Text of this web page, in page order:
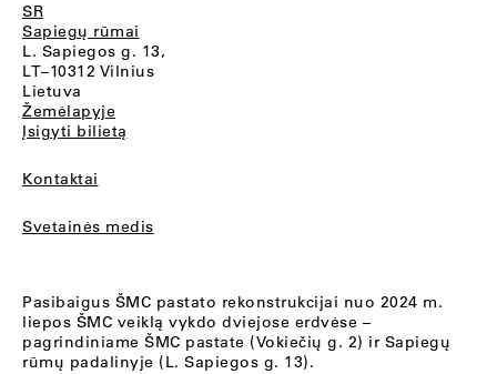
SR
Sapiegų rūmai
L. Sapiegos g. 13,
LT–10312 Vilnius
Lietuva
Žemėlapyje
Įsigyti bilietą
Kontaktai
Svetainės medis
Pasibaigus ŠMC pastato rekonstrukcijai nuo 2024 m.
liepos ŠMC veiklą vykdo dviejose erdvėse –
pagrindiniame ŠMC pastate (Vokiečių g. 2) ir Sapiegų
rūmų padalinyje (L. Sapiegos g. 13).